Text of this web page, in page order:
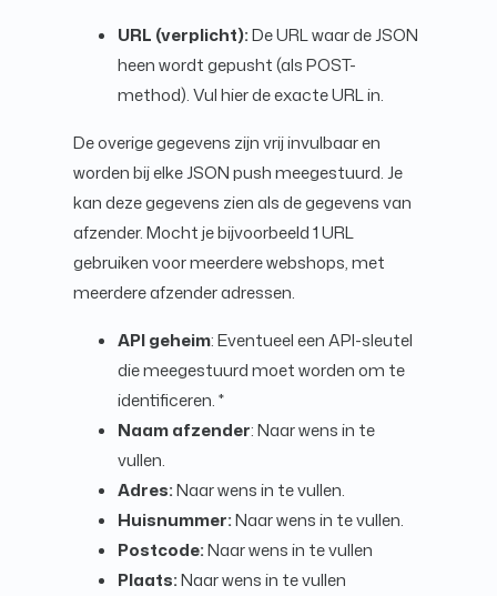
URL (verplicht):De URL waar de JSON
heen wordt gepusht (als POST-
method). Vul hier de exacte URL in.
De overige gegevens zijn vrij invulbaar en
worden bij elke JSON push meegestuurd. Je
kan deze gegevens zien als de gegevens van
afzender. Mocht je bijvoorbeeld 1 URL
gebruiken voor meerdere webshops, met
meerdere afzender adressen.
API geheim: Eventueel een API-sleutel
die meegestuurd moet worden om te
identificeren. *
Naam afzender: Naar wens in te
vullen.
Adres:Naar wens in te vullen.
Huisnummer:Naar wens in te vullen.
Postcode:Naar wens in te vullen
Plaats:Naar wens in te vullen